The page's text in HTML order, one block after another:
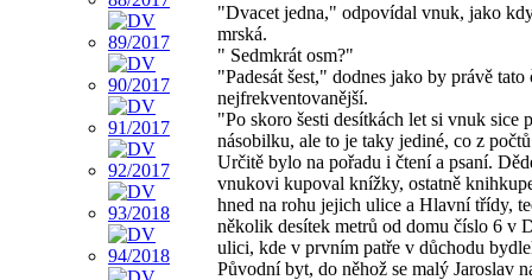
"Dvacet jedna," odpovídal vnuk, jako
mrská.
" Sedmkrát osm?"
"Padesát šest," dodnes jako by právě tato
nejfrekventovanější.
"Po skoro šesti desítkách let si vnuk sice
násobilku, ale to je taky jediné, co z
Určitě bylo na pořadu i čtení a psaní.
vnukovi kupoval knížky, ostatně
hned na rohu jejich ulice a Hlavní třídy,
několik desítek metrů od domu číslo 6 v
ulici, kde v prvním patře v důchodu
Původní byt, do něhož se malý Jaroslav